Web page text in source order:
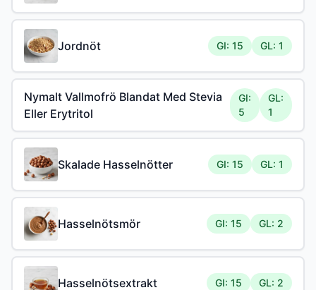
Jordnöt GI: 15 GL: 1
Nymalt Vallmofrö Blandat Med Stevia
Eller Erytritol
GI:
5
GL:
1
Skalade Hasselnötter GI: 15 GL: 1
Hasselnötsmör GI: 15 GL: 2
Hasselnötsextrakt GI: 15 GL: 2